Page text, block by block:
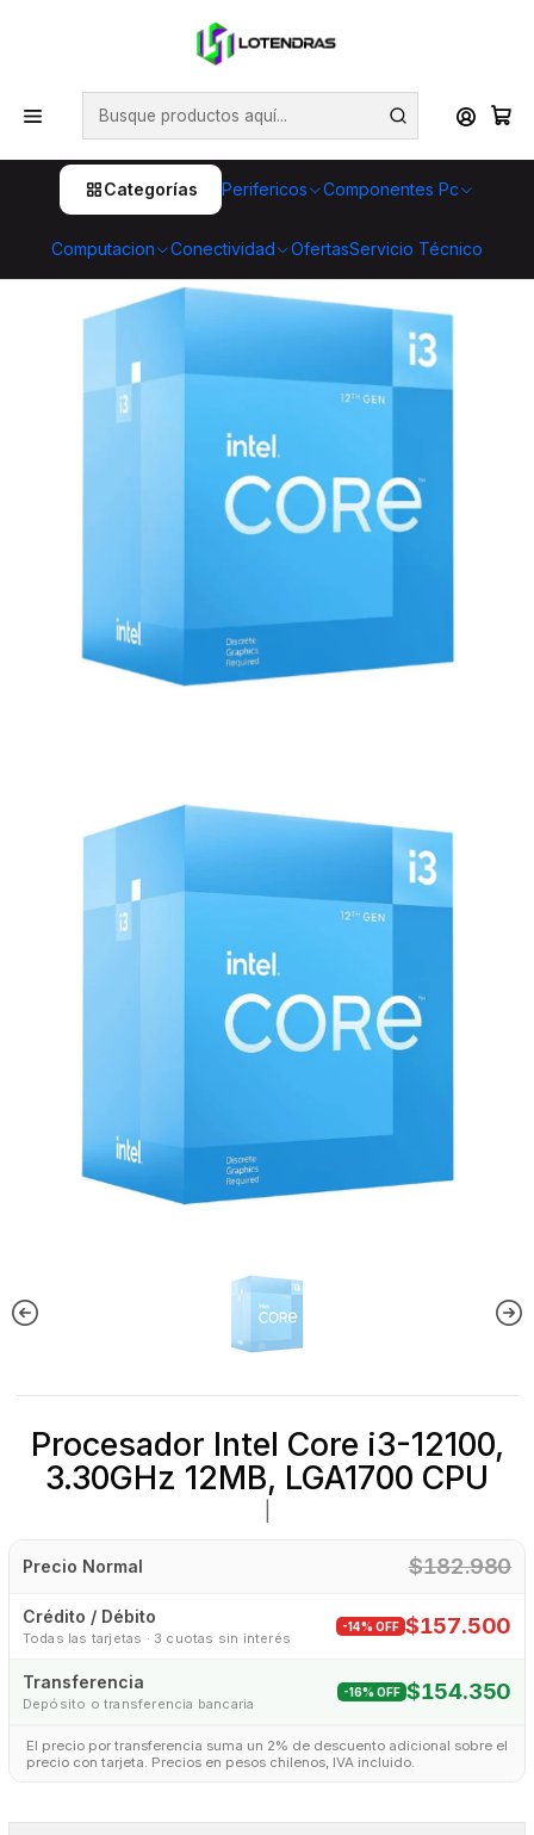
Categorías Perifericos Componentes Pc
Computacion Conectividad OfertasServicio Técnico
💥 ¡Compra HOY y retira GRATIS en tienda! 🏪🚀 Además,
aprovecha cientos de productos con Despacho Gratis 🛒📦
¡No dejes pasar esta oportunidad! 🔥
Inicio Componentes Pc Procesadores
Procesador Intel Core i3-12100, 3.30GHz 12MB,
Procesador Intel Core i3-12100,
3.30GHz 12MB, LGA1700 CPU
Precio Normal $182.980
Crédito / Débito
Todas las tarjetas · 3 cuotas sin interés
-14% OFF $157.500
Transferencia
Depósito o transferencia bancaria
-16% OFF $154.350
El precio por transferencia suma un 2% de descuento adicional sobre el
precio con tarjeta. Precios en pesos chilenos, IVA incluido.